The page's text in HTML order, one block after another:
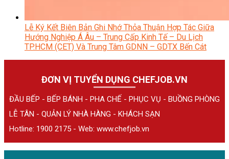
Lễ Ký Kết Biên Bản Ghi Nhớ Thỏa Thuận Hợp Tác Giữa
Hướng Nghiệp Á Âu – Trung Cấp Kinh Tế – Du Lịch
TP.HCM (CET) Và Trung Tâm GDNN – GDTX Bến Cát
ĐƠN VỊ TUYỂN DỤNG CHEFJOB.VN
ĐẦU BẾP - BẾP BÁNH - PHA CHẾ - PHỤC VỤ - BUỒNG PHÒNG
LỄ TÂN - QUẢN LÝ NHÀ HÀNG - KHÁCH SẠN
Hotline: 1900 2175 - Web: www.chefjob.vn